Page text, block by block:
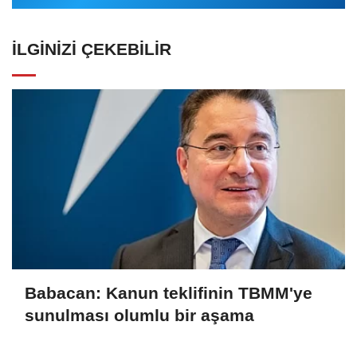
İLGINIZI ÇEKEBILIR
Babacan: Kanun teklifinin TBMM'ye
sunulması olumlu bir aşama